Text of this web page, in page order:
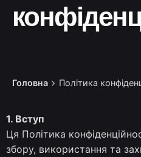
Головна Політика
1. Вступ
Ця Політика
збору, використання та